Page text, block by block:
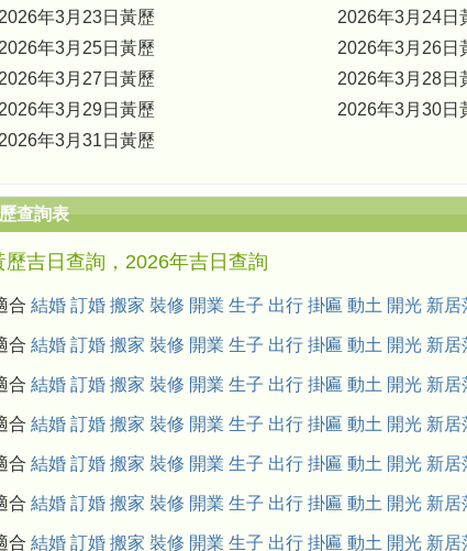
年3月23日黃歷
2026年3月24日
年3月25日黃歷
2026年3月26日
年3月27日黃歷
2026年3月28日
年3月29日黃歷
2026年3月30日
年3月31日黃歷
查詢表
歷吉日查詢，2026年吉日查詢
合 結婚 訂婚 搬家 裝修 開業 生子 出行 掛匾 動土 開光 新居
合 結婚 訂婚 搬家 裝修 開業 生子 出行 掛匾 動土 開光 新居
合 結婚 訂婚 搬家 裝修 開業 生子 出行 掛匾 動土 開光 新居
合 結婚 訂婚 搬家 裝修 開業 生子 出行 掛匾 動土 開光 新居
合 結婚 訂婚 搬家 裝修 開業 生子 出行 掛匾 動土 開光 新居
合 結婚 訂婚 搬家 裝修 開業 生子 出行 掛匾 動土 開光 新居
合 結婚 訂婚 搬家 裝修 開業 生子 出行 掛匾 動土 開光 新居